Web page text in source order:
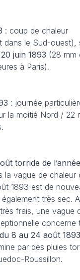
: coup de chaleur
dans le Sud-ouest),
juin 1893 (28 mm
à Paris).
: journée
la moitié Nord / 22
torride de
la vague de chaleur
1893 est de
très sec.
frais, une vague
concerne
du 8 au 24 août 1893
par des pluies
Roussillon.